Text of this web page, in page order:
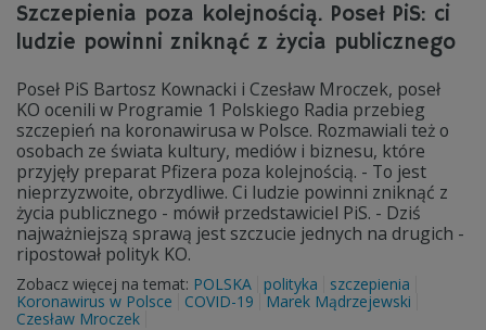
Szczepienia poza kolejnością. Poseł PiS: ci
ludzie powinni zniknąć z życia publicznego
Poseł PiS Bartosz Kownacki i Czesław Mroczek, poseł
KO ocenili w Programie 1 Polskiego Radia przebieg
szczepień na koronawirusa w Polsce. Rozmawiali też o
osobach ze świata kultury, mediów i biznesu, które
przyjęły preparat Pfizera poza kolejnością. - To jest
nieprzyzwoite, obrzydliwe. Ci ludzie powinni zniknąć z
życia publicznego - mówił przedstawiciel PiS. - Dziś
najważniejszą sprawą jest szczucie jednych na drugich -
ripostował polityk KO.
Zobacz więcej na temat: POLSKA polityka
szczepienia
Koronawirus w Polsce
COVID-19
Marek Mądrzejewski
Czesław Mroczek